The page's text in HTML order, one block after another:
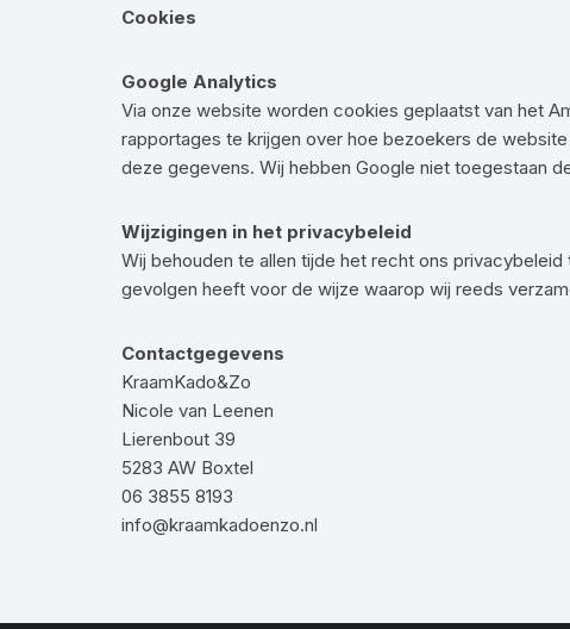
Cookies
Google Analytics
Via onze website worden cookies geplaatst van het
rapportages te krijgen over hoe bezoekers de
deze gegevens. Wij hebben Google niet toegestaan
Wijzigingen in het privacybeleid
Wij behouden te allen tijde het recht ons
gevolgen heeft voor de wijze waarop wij reeds
Contactgegevens
KraamKado&Zo
Nicole van Leenen
Lierenbout 39
5283 AW Boxtel
06 3855 8193
info@kraamkadoenzo.nl